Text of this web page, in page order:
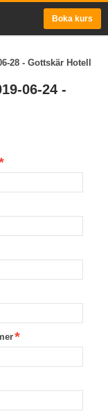
Boka kurs
28 - Gottskär Hotell
06-24 -